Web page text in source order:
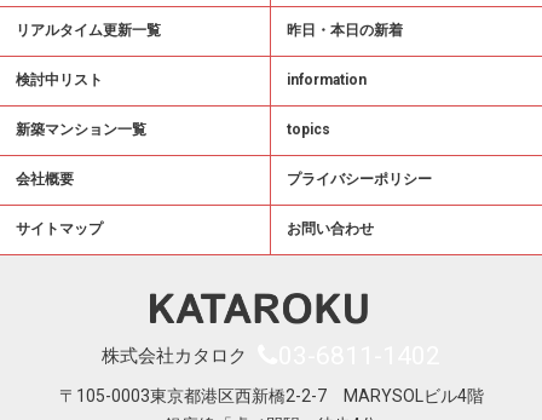
リアルタイム更新一覧 昨日・本日の新着
検討中リスト information
新築マンション一覧 topics
会社概要 プライバシーポリシー
サイトマップ お問い合わせ
株式会社カタロク
〒105-0003東京都港区西新橋2-2-7 MARYSOLビル4階